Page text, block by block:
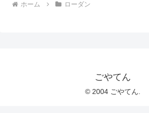
ホーム ローダン
ごやてん
© 2004 ごやてん.